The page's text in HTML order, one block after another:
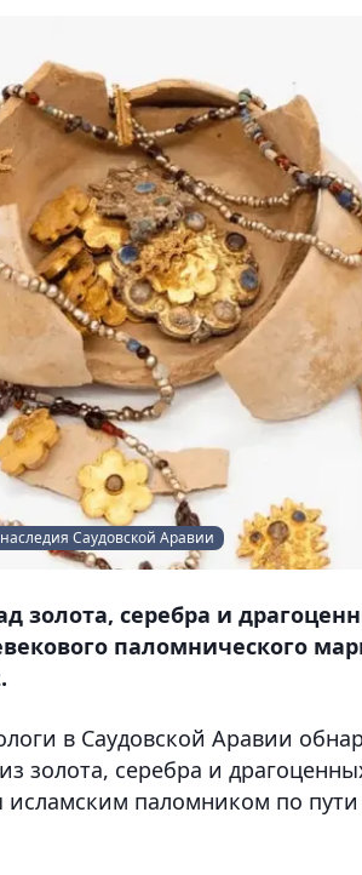
Саудовской Аравии
золота, серебра и
паломнического
в Саудовской Аравии
золота, серебра и
паломником по пути